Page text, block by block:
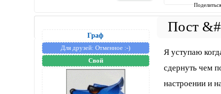
Граф
Для друзей: Отменное :-)
Свой
Я уступаю
сдернуть чем
настроении и